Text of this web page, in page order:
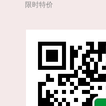
限时特价